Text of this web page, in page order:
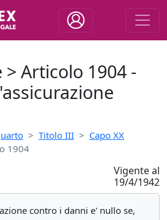
> Articolo 1904 -
Titolo III
Capo XX
1904
Vigente al
19/4/1942
contro i danni e' nullo se,